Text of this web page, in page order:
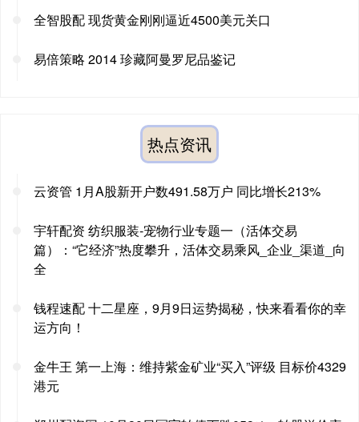
全智股配 现货黄金刚刚逼近4500美元关口
易倍策略 2014 珍藏阿曼罗尼品鉴记
热点资讯
云资管 1月A股新开户数491.58万户 同比增长213%
宇轩配资 纺织服装-宠物行业专题一（活体交易
篇）：“它经济”热度攀升，活体交易乘风_企业_渠道_向
全
钱程速配 十二星座，9月9日运势揭秘，快来看看你的幸
运方向！
金牛王 第一上海：维持紫金矿业“买入”评级 目标价4329
港元